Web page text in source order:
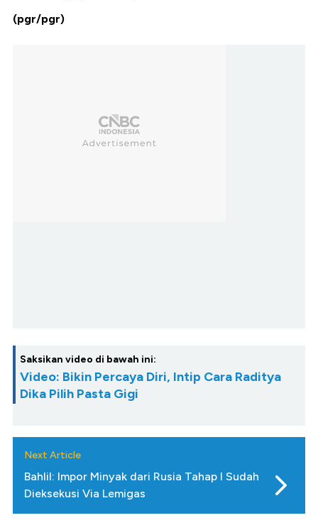
(pgr/pgr)
Saksikan video di bawah ini:
Video: Bikin Percaya Diri, Intip Cara Raditya
Dika Pilih Pasta Gigi
Next Article
Bahlil: Impor Minyak dari Rusia Tahap I Sudah
Dieksekusi Via Lemigas